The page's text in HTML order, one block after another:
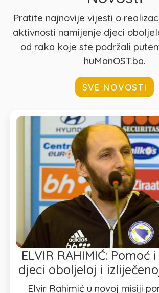
Pratite najnovije vijesti o
aktivnosti namijenje djeci
od raka koje ste podržali
huManOST.ba.
SVE NOVOSTI
ELVIR RAHIMIĆ: Pomoć
djeci oboljeloj i
Elvir Rahimić u novoj misiji